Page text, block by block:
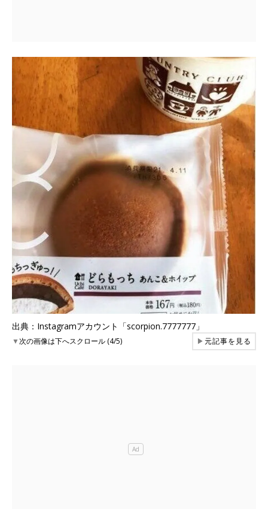
出典：Instagramアカウント「scorpion.7777777」
▼次の画像は下へスクロール (4/5) ▶元記事を見る